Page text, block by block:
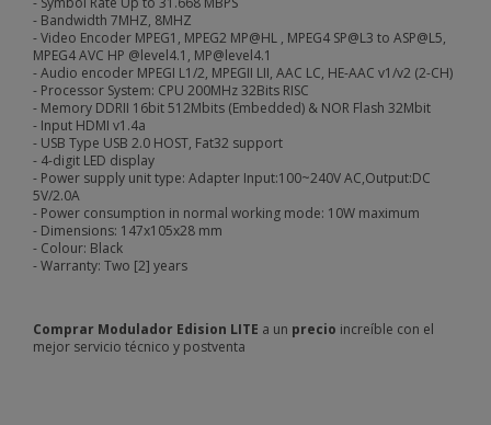
- Bandwidth 7MHZ, 8MHZ
- Video Encoder MPEG1, MPEG2 MP@HL , MPEG4 SP@L3 to ASP@L5,
MPEG4 AVC HP @level4.1, MP@level4.1
- Audio encoder MPEGI L1/2, MPEGII LII, AAC LC, HE-AAC v1/v2 (2-CH)
- Processor System: CPU 200MHz 32Bits RISC
- Memory DDRII 16bit 512Mbits (Embedded) & NOR Flash 32Mbit
- Input HDMI v1.4a
- USB Type USB 2.0 HOST, Fat32 support
- 4-digit LED display
- Power supply unit type: Adapter Input:100~240V AC,Output:DC
5V/2.0A
- Power consumption in normal working mode: 10W maximum
- Dimensions: 147x105x28 mm
- Colour: Black
- Warranty: Two [2] years
Comprar Modulador Edision LITE a un precio increíble con el
mejor servicio técnico y postventa